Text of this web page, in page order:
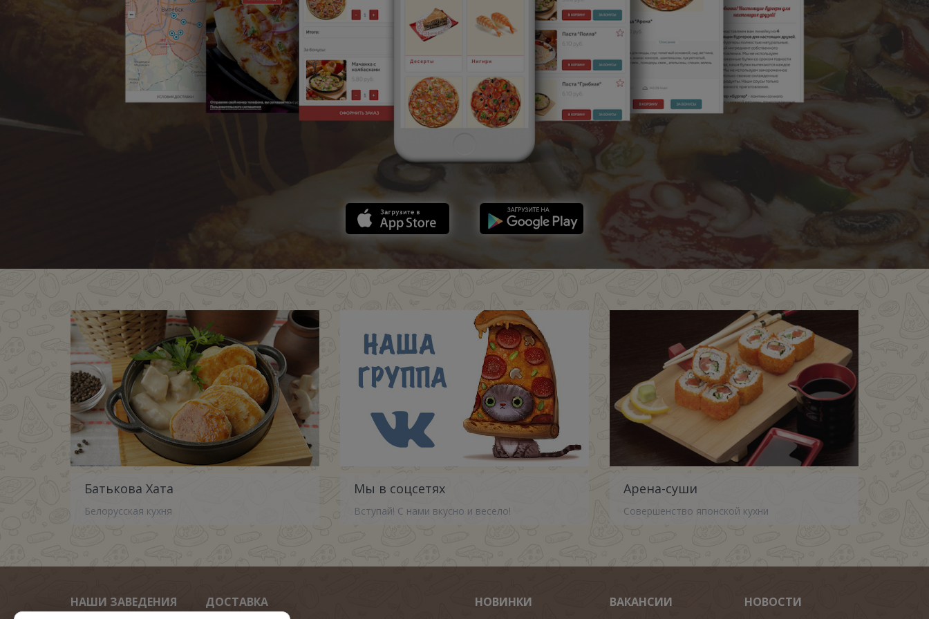
Батькова Хата
Белорусская кухня
Мы в соцсетях
Вступай! С нами вкусно и весело!
Арена-суши
Совершенство японской кухни
НАШИ ЗАВЕДЕНИЯ ДОСТАВКА НОВИНКИ ВАКАНСИИ НОВОСТИ